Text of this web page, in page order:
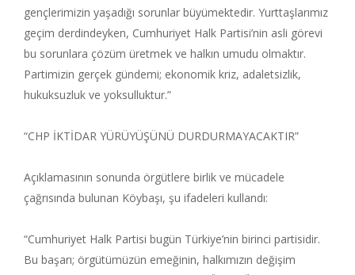
gençlerimizin yaşadığı sorunlar büyümektedir. Yurttaşlarımız
geçim derdindeyken, Cumhuriyet Halk Partisi’nin asli görevi
bu sorunlara çözüm üretmek ve halkın umudu olmaktır.
Partimizin gerçek gündemi; ekonomik kriz, adaletsizlik,
hukuksuzluk ve yoksulluktur.”
“CHP İKTİDAR YÜRÜYÜŞÜNÜ DURDURMAYACAKTIR”
Açıklamasının sonunda örgütlere birlik ve mücadele
çağrısında bulunan Köybaşı, şu ifadeleri kullandı:
“Cumhuriyet Halk Partisi bugün Türkiye’nin birinci partisidir.
Bu başarı; örgütümüzün emeğinin, halkımızın değişim